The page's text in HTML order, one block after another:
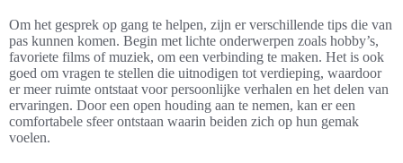
Om het gesprek op gang te helpen, zijn er verschillende tips die van
pas kunnen komen. Begin met lichte onderwerpen zoals hobby’s,
favoriete films of muziek, om een verbinding te maken. Het is ook
goed om vragen te stellen die uitnodigen tot verdieping, waardoor
er meer ruimte ontstaat voor persoonlijke verhalen en het delen van
ervaringen. Door een open houding aan te nemen, kan er een
comfortabele sfeer ontstaan waarin beiden zich op hun gemak
voelen.